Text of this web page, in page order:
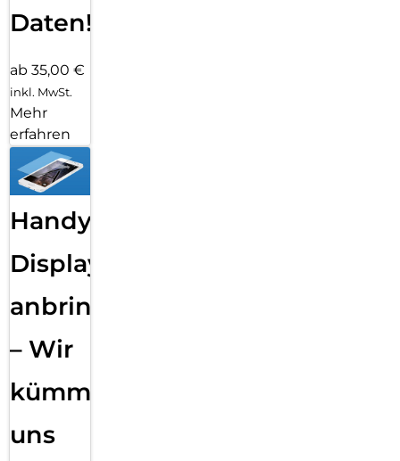
Daten!
ab 35,00 €
inkl. MwSt.
Mehr
erfahren
Handy
Displayfolie
anbringen
– Wir
kümmern
uns